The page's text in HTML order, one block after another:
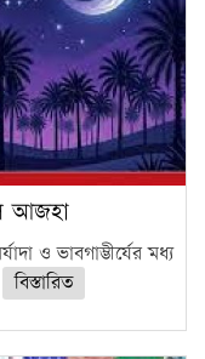
আজহা
ও ভাবগাম্ভীর্যের মধ্য
বিস্তারিত